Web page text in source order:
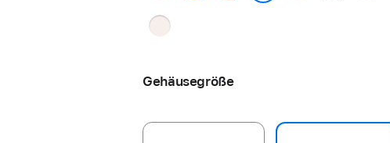
Blassrosa
Gehäusegröße